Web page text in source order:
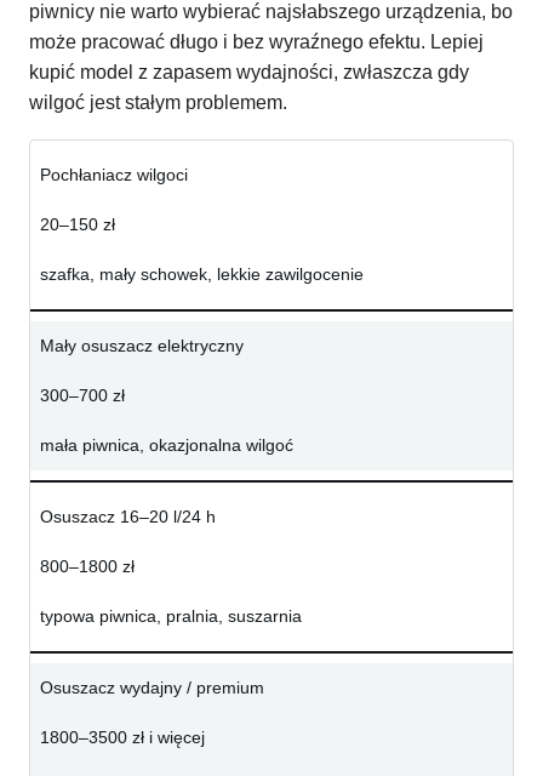
piwnicy nie warto wybierać najsłabszego urządzenia, bo
może pracować długo i bez wyraźnego efektu. Lepiej
kupić model z zapasem wydajności, zwłaszcza gdy
wilgoć jest stałym problemem.
Pochłaniacz wilgoci
20–150 zł
szafka, mały schowek, lekkie zawilgocenie
Mały osuszacz elektryczny
300–700 zł
mała piwnica, okazjonalna wilgoć
Osuszacz 16–20 l/24 h
800–1800 zł
typowa piwnica, pralnia, suszarnia
Osuszacz wydajny / premium
1800–3500 zł i więcej